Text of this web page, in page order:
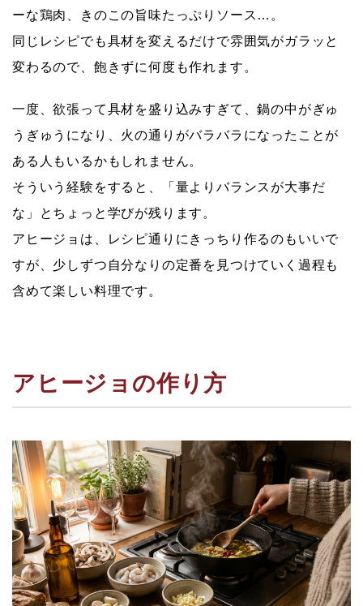
ーな鶏肉、きのこの旨味たっぷりソース…。
同じレシピでも具材を変えるだけで雰囲気がガラッと
変わるので、飽きずに何度も作れます。
一度、欲張って具材を盛り込みすぎて、鍋の中がぎゅ
うぎゅうになり、火の通りがバラバラになったことが
ある人もいるかもしれません。
そういう経験をすると、「量よりバランスが大事だ
な」とちょっと学びが残ります。
アヒージョは、レシピ通りにきっちり作るのもいいで
すが、少しずつ自分なりの定番を見つけていく過程も
含めて楽しい料理です。
アヒージョの作り方